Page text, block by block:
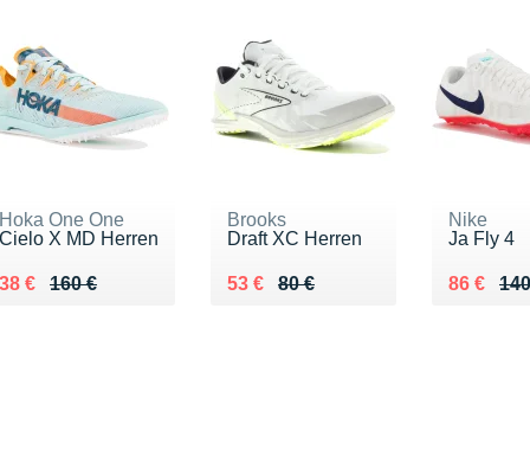
Hoka One One
Cielo X MD Herren
160 €
lieu de 160 €
38 € 38 €
Brooks
Draft XC Herren
80 €
Au lieu de 80 €
53 €
Vendu 53 €
Nike
Ja Fly 4
Au lieu
86 €
Vendu